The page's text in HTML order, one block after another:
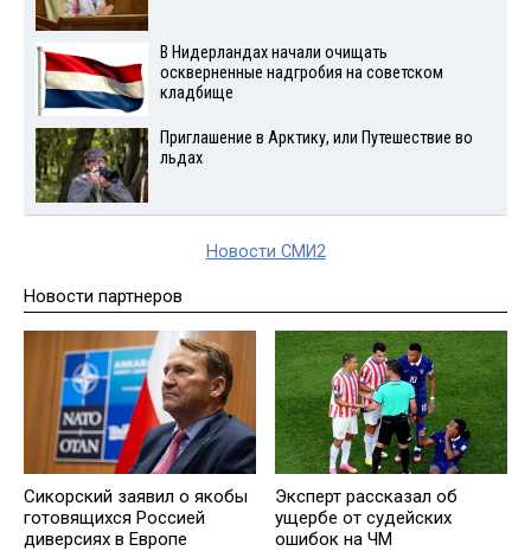
В Нидерландах начали очищать
оскверненные надгробия на советском
кладбище
Приглашение в Арктику, или Путешествие во
льдах
Новости СМИ2
Новости партнеров
Сикорский заявил о якобы
готовящихся Россией
диверсиях в Европе
Эксперт рассказал об
ущербе от судейских
ошибок на ЧМ